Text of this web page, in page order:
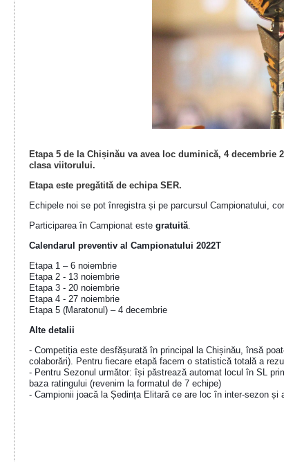
Etapa 5 de la Chișinău va avea loc duminică, 4 decembrie
clasa viitorului.
Etapa este pregătită de echipa SER.
Echipele noi se pot înregistra și pe parcursul Campionatului,
Participarea în Campionat este gratuită.
Calendarul preventiv al Campionatului 2022T
Etapa 1 – 6 noiembrie
Etapa 2 - 13 noiembrie
Etapa 3 - 20 noiembrie
Etapa 4 - 27 noiembrie
Etapa 5 (Maratonul) – 4 decembrie
Alte detalii
- Competiția este desfășurată în principal la Chișinău, însă
colaborări). Pentru fiecare etapă facem o statistică totală a
- Pentru Sezonul următor: își păstrează automat locul în SL
baza ratingului (revenim la formatul de 7 echipe)
- Campionii joacă la Ședința Elitară ce are loc în inter-sezon și